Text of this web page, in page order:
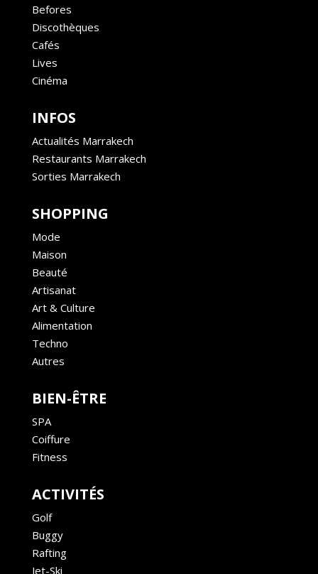
Befores
Discothèques
Cafés
Lives
Cinéma
INFOS
Actualités Marrakech
Restaurants Marrakech
Sorties Marrakech
SHOPPING
Mode
Maison
Beauté
Artisanat
Art & Culture
Alimentation
Techno
Autres
BIEN-ÊTRE
SPA
Coiffure
Fitness
ACTIVITÉS
Golf
Buggy
Rafting
Jet-Ski